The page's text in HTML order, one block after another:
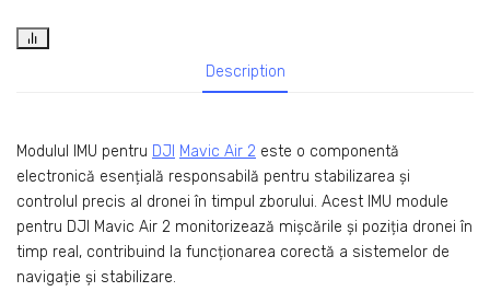
Description
Modulul IMU pentru DJI Mavic Air 2 este o componentă
electronică esențială responsabilă pentru stabilizarea și
controlul precis al dronei în timpul zborului. Acest IMU module
pentru DJI Mavic Air 2 monitorizează mișcările și poziția dronei în
timp real, contribuind la funcționarea corectă a sistemelor de
navigație și stabilizare.